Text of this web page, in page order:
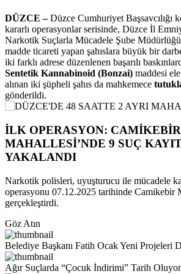
DÜZCE –Düzce Cumhuriyet Başsavcılığı
kararlı operasyonlar serisinde, Düzce İl
Narkotik Suçlarla Mücadele Şube
madde ticareti yapan şahıslara büyük bir
iki farklı adrese düzenlenen başarılı
Sentetik Kannabinoid (Bonzai) maddesi
alınan iki şüpheli şahıs da mahkemece
gönderildi.
İLK OPERASYON: CAMİKEBİR
MAHALLESİ’NDE 9 SUÇ
YAKALANDI
Narkotik polisleri, uyuşturucu ile mücadele
operasyonu 07.12.2025 tarihinde Camikebir
gerçekleştirdi.
Göz Atın
Belediye Başkanı Fatih Ocak Yeni Projeleri
Ağır Suçlarda “Çocuk İndirimi” Tarih